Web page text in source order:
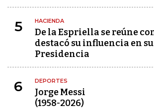
5 HACIENDA
De la Espriella se reúne
destacó su influencia en
Presidencia
6 DEPORTES
Jorge Messi
(1958-2026)